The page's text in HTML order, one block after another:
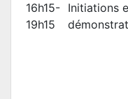
16h15-
19h15
Initiations